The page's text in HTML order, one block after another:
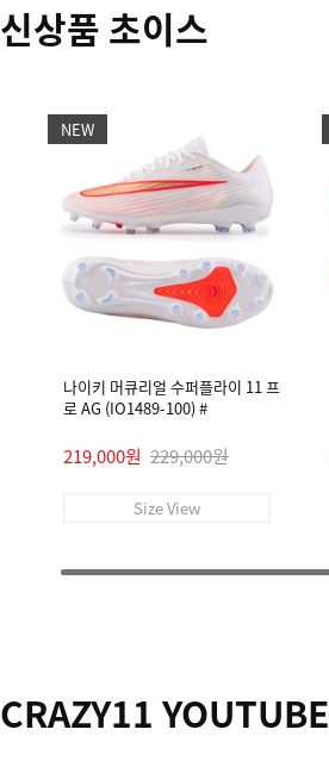
신상품 초이스
NEW
나이키 머큐리얼 수퍼플라이 11 프
로 AG (IO1489-100) #
219,000원 229,000원
Size View
CRAZY11 YOUTUBE